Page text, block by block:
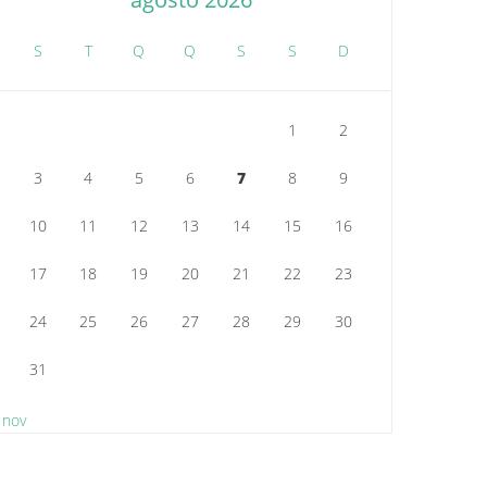
S T Q Q S S D
1 2
3 4 5 6 7 8 9
10 11 12 13 14 15 16
17 18 19 20 21 22 23
24 25 26 27 28 29 30
31